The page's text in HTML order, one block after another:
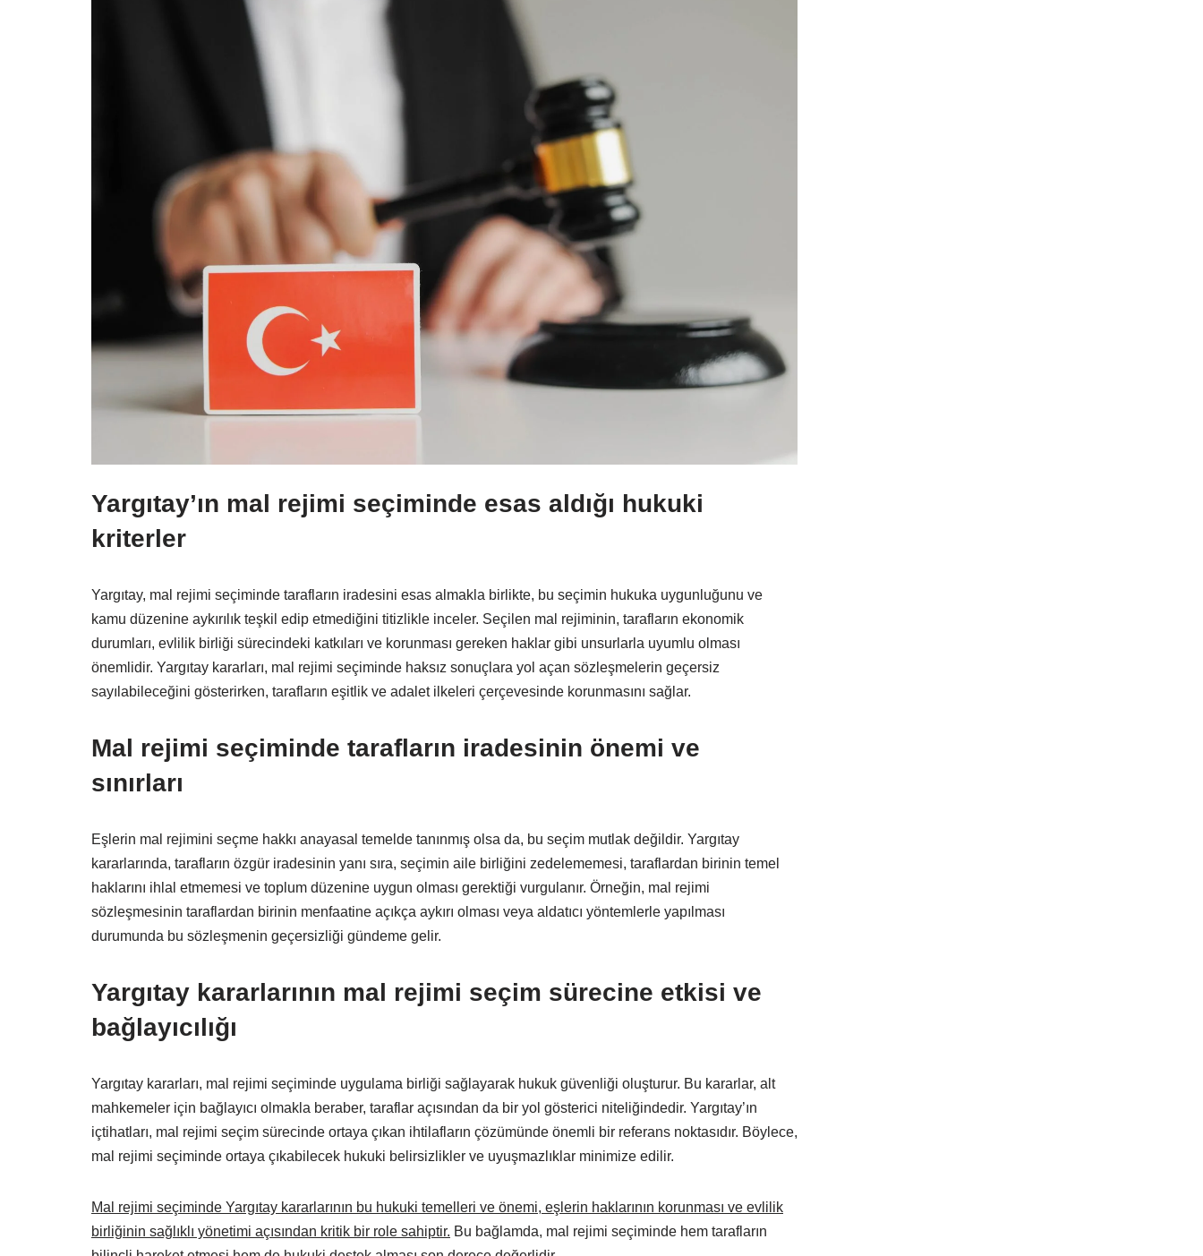
Yargıtay’ın mal rejimi seçiminde esas aldığı hukuki
kriterler
Yargıtay, mal rejimi seçiminde tarafların iradesini esas almakla birlikte, bu seçimin hukuka uygunluğunu ve
kamu düzenine aykırılık teşkil edip etmediğini titizlikle inceler. Seçilen mal rejiminin, tarafların ekonomik
durumları, evlilik birliği sürecindeki katkıları ve korunması gereken haklar gibi unsurlarla uyumlu olması
önemlidir. Yargıtay kararları, mal rejimi seçiminde haksız sonuçlara yol açan sözleşmelerin geçersiz
sayılabileceğini gösterirken, tarafların eşitlik ve adalet ilkeleri çerçevesinde korunmasını sağlar.
Mal rejimi seçiminde tarafların iradesinin önemi ve
sınırları
Eşlerin mal rejimini seçme hakkı anayasal temelde tanınmış olsa da, bu seçim mutlak değildir. Yargıtay
kararlarında, tarafların özgür iradesinin yanı sıra, seçimin aile birliğini zedelememesi, taraflardan birinin temel
haklarını ihlal etmemesi ve toplum düzenine uygun olması gerektiği vurgulanır. Örneğin, mal rejimi
sözleşmesinin taraflardan birinin menfaatine açıkça aykırı olması veya aldatıcı yöntemlerle yapılması
durumunda bu sözleşmenin geçersizliği gündeme gelir.
Yargıtay kararlarının mal rejimi seçim sürecine etkisi ve
bağlayıcılığı
Yargıtay kararları, mal rejimi seçiminde uygulama birliği sağlayarak hukuk güvenliği oluşturur. Bu kararlar, alt
mahkemeler için bağlayıcı olmakla beraber, taraflar açısından da bir yol gösterici niteliğindedir. Yargıtay’ın
içtihatları, mal rejimi seçim sürecinde ortaya çıkan ihtilafların çözümünde önemli bir referans noktasıdır. Böylece,
mal rejimi seçiminde ortaya çıkabilecek hukuki belirsizlikler ve uyuşmazlıklar minimize edilir.
Mal rejimi seçiminde Yargıtay kararlarının bu hukuki temelleri ve önemi, eşlerin haklarının korunması ve evlilik
birliğinin sağlıklı yönetimi açısından kritik bir role sahiptir. Bu bağlamda, mal rejimi seçiminde hem tarafların